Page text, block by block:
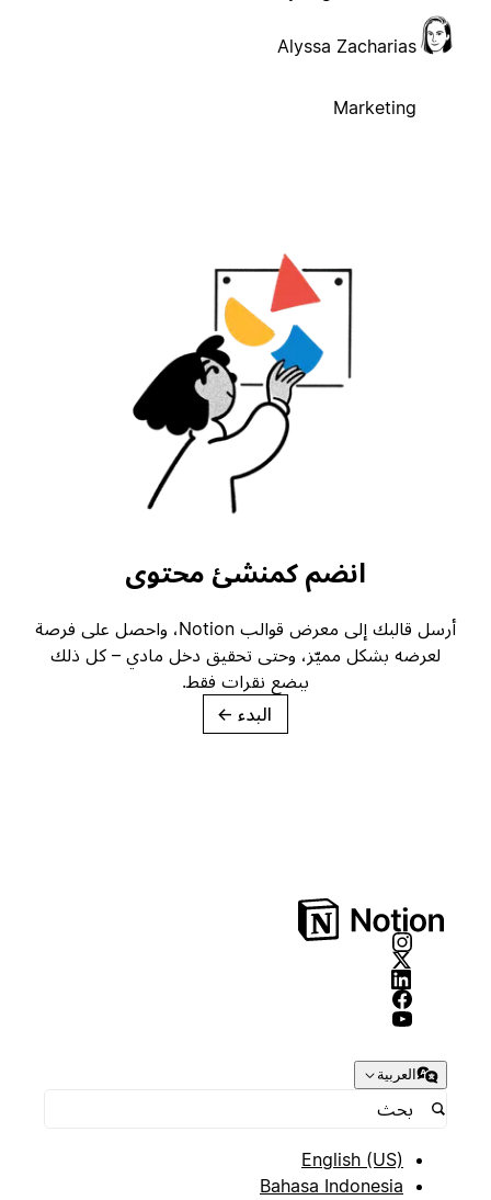
Alyssa Zacharias
Marketing
انضم كمنشئ محتوى
أرسل قالبك إلى معرض قوالب Notion، واحصل على فرصة
لعرضه بشكل مميّز، وحتى تحقيق دخل مادي – كل ذلك
ببضع نقرات فقط.
→
العربية
English (US)
Bahasa Indonesia